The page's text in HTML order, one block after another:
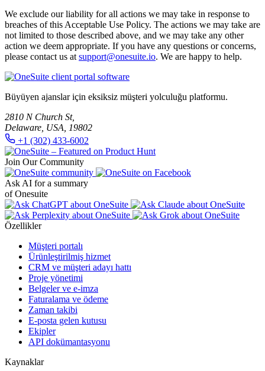
We exclude our liability for all actions we may take in response to
breaches of this Acceptable Use Policy. The actions we may take are
not limited to those described above, and we may take any other
action we deem appropriate. If you have any questions or concerns,
please contact us at support@onesuite.io. We are happy to help.
Büyüyen ajanslar için eksiksiz müşteri yolculuğu platformu.
2810 N Church St,
Delaware, USA, 19802
+1 (302) 433-6002
Join Our Community
Ask AI for a summary
of Onesuite
Özellikler
Müşteri portalı
Ürünleştirilmiş hizmet
CRM ve müşteri adayı hattı
Proje yönetimi
Belgeler ve e-imza
Faturalama ve ödeme
Zaman takibi
E-posta gelen kutusu
Ekipler
API dokümantasyonu
Kaynaklar